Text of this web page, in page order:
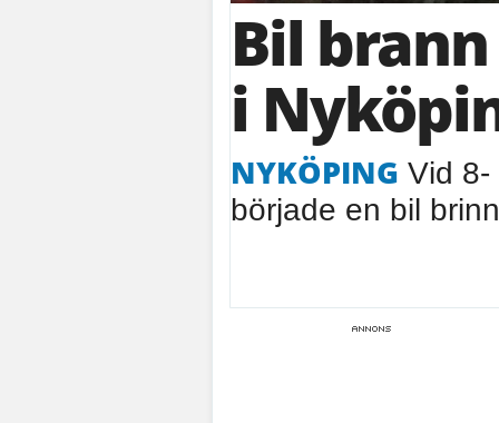
Bil
i
NYKÖPING Vid 8-
började en bil